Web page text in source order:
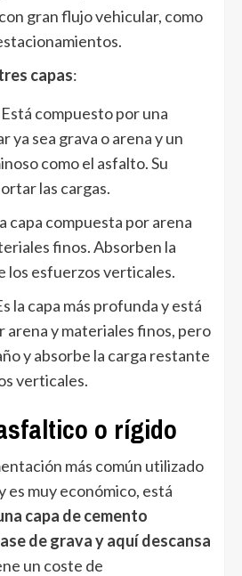
gran flujo vehicular, como
capas:
Está compuesto por una
ya sea grava o arena y un
como el asfalto. Su
las cargas.
capa compuesta por arena
finos. Absorben la
los esfuerzos verticales.
la capa más profunda y está
arena y materiales finos, pero
y absorbe la carga restante
verticales.
o rígido
más común utilizado
es muy económico, está
capa de cemento
de grava y aquí descansa
un coste de